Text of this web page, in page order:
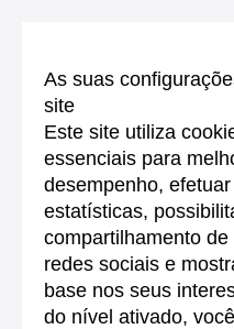
As suas
site
Este site utiliza
essenciais para
desempenho,
estatísticas,
compartilhamento
redes sociais e
base nos seus
do nível ativado,